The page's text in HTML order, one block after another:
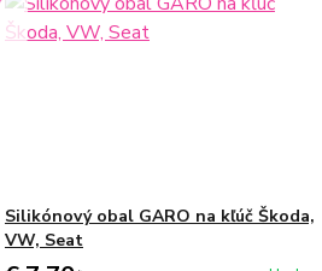
Silikónový obal GARO na kľúč Škoda,
VW, Seat